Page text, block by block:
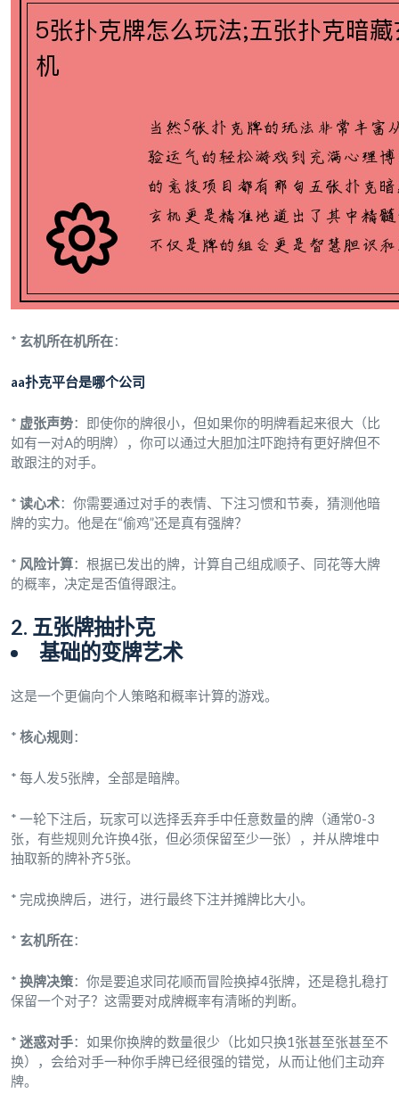
* 玄机所在机所在：
aa扑克平台是哪个公司
* 虚张声势：即使你的牌很小，但如果你的明牌看起来很大（比
如有一对A的明牌），你可以通过大胆加注吓跑持有更好牌但不
敢跟注的对手。
* 读心术：你需要通过对手的表情、下注习惯和节奏，猜测他暗
牌的实力。他是在“偷鸡”还是真有强牌？
* 风险计算：根据已发出的牌，计算自己组成顺子、同花等大牌
的概率，决定是否值得跟注。
2. 五张牌抽扑克
基础的变牌艺术
这是一个更偏向个人策略和概率计算的游戏。
* 核心规则 ：
* 每人发5张牌，全部是暗牌。
* 一轮下注后，玩家可以选择丢弃手中任意数量的牌（通常0-3
张，有些规则允许换4张，但必须保留至少一张），并从牌堆中
抽取新的牌补齐5张。
* 完成换牌后，进行，进行最终下注并摊牌比大小。
* 玄机所在：
* 换牌决策：你是要追求同花顺而冒险换掉4张牌，还是稳扎稳打
保留一个对子？这需要对成牌概率有清晰的判断。
* 迷惑对手：如果你换牌的数量很少（比如只换1张甚至张甚至不
换），会给对手一种你手牌已经很强的错觉，从而让他们主动弃
牌。